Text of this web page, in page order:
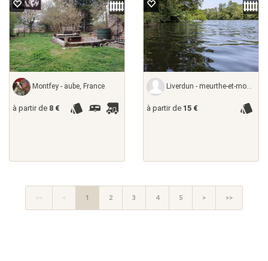
Montfey - aube, France
à partir de 8 €
Liverdun - meurthe-et-moselle,
à partir de 15 €
<< < 1 2 3 4 5 > >>